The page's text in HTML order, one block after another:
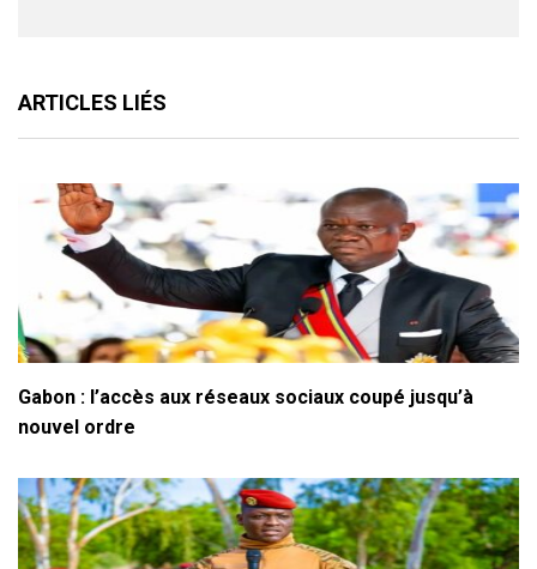
ARTICLES LIÉS
Gabon : l’accès aux réseaux sociaux coupé jusqu’à
nouvel ordre